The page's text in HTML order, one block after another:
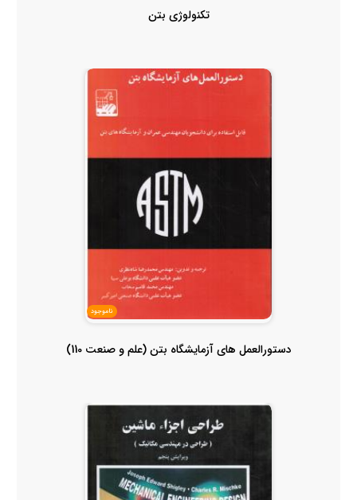
تکنولوژی بتن
ناموجود
دستورالعمل های آزمایشگاه بتن (علم و صنعت 110)